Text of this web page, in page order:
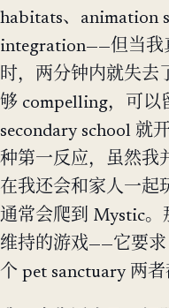
habitats、animation
integration——但当我
时，两分钟内就失去
够 compelling，可以
secondary school 就
种第一反应，虽然我
在我还会和家人一起
通常会爬到 Mystic。
维持的游戏——它要
个 pet sanctuary 两者